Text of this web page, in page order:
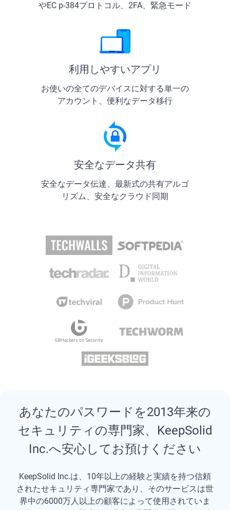
やЕС р-384プロトコル、2FA、緊急モード
利用しやすいアプリ
お使いの全てのデバイスに対する単一の
アカウント、便利なデータ移行
安全なデータ共有
安全なデータ伝達、最新式の共有アルゴ
リズム、安全なクラウド同期
あなたのパスワードを2013年来の
セキュリティの専門家、KeepSolid
Inc.へ安心してお預けください
KeepSolid Inc.は、10年以上の経験と実績を持つ信頼
されたせキュリティ専門家であり、そのサービスは世
界中の6000万人以上の顧客によって使用されていま